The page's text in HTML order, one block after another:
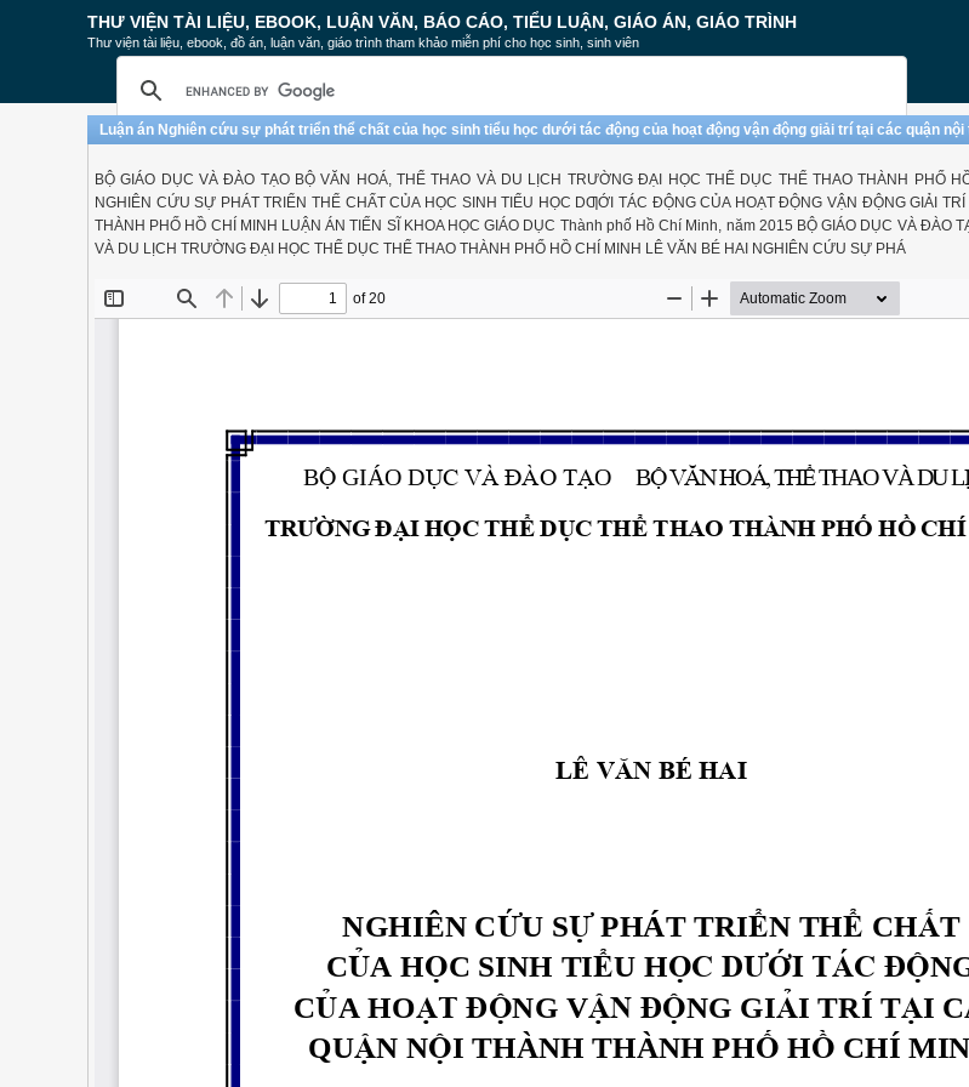
THƯ VIỆN TÀI LIỆU, EBOOK, LUẬN VĂN, BÁO CÁO, TIỂU LUẬN, GIÁO ÁN, GIÁO TRÌNH
Thư viện tài liệu, ebook, đồ án, luận văn, giáo trình tham khảo miễn phí cho học sinh, sinh viên
Luận án Nghiên cứu sự phát triển thể chất của học sinh tiểu học dưới tác động của hoạt động vận động giải trí tại các quận nội
BỘ GIÁO DỤC VÀ ĐÀO TẠO BỘ VĂN HOÁ, THỂ THAO VÀ DU LỊCH TRƯỜNG ĐẠI HỌC THỂ DỤC THỂ THAO THÀNH PHỐ
NGHIÊN CỨU SỰ PHÁT TRIỂN THỂ CHẤT CỦA HỌC SINH TIỂU HỌC DƢỚI TÁC ĐỘNG CỦA HOẠT ĐỘNG VẬN ĐỘNG GIẢI TRÍ
THÀNH PHỐ HỒ CHÍ MINH LUẬN ÁN TIẾN SĨ KHOA HỌC GIÁO DỤC Thành phố Hồ Chí Minh, năm 2015 BỘ GIÁO DỤC VÀ ĐÀO
VÀ DU LỊCH TRƯỜNG ĐẠI HỌC THỂ DỤC THỂ THAO THÀNH PHỐ HỒ CHÍ MINH LÊ VĂN BÉ HAI NGHIÊN CỨU SỰ PHÁ